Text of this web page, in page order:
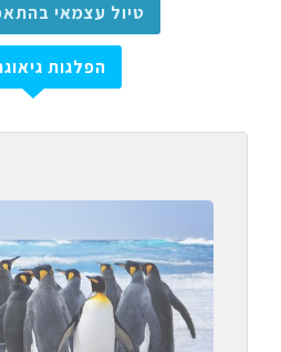
טיול עצמאי
הפלגות